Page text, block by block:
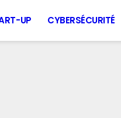
UP CYBERSÉCURITÉ